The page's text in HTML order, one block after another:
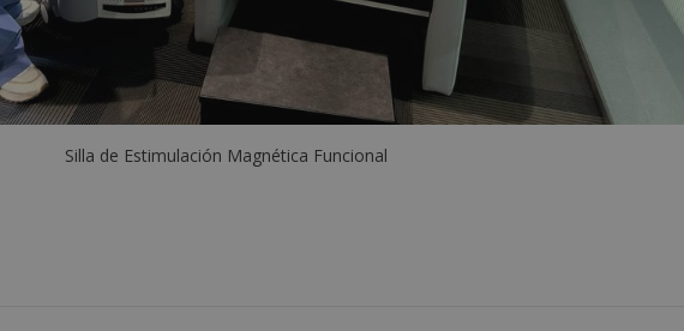
Silla de Estimulación Magnética Funcional